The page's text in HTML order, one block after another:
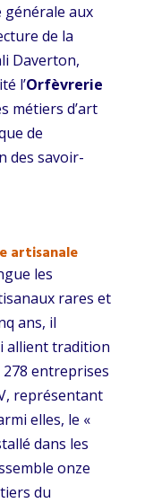
aux
de la
Daverton,
l’Orfèvrerie
métiers d’art
de
des savoir-
artisanale
les
rares et
ans, il
allient tradition
entreprises
représentant
elles, le «
dans les
onze
du